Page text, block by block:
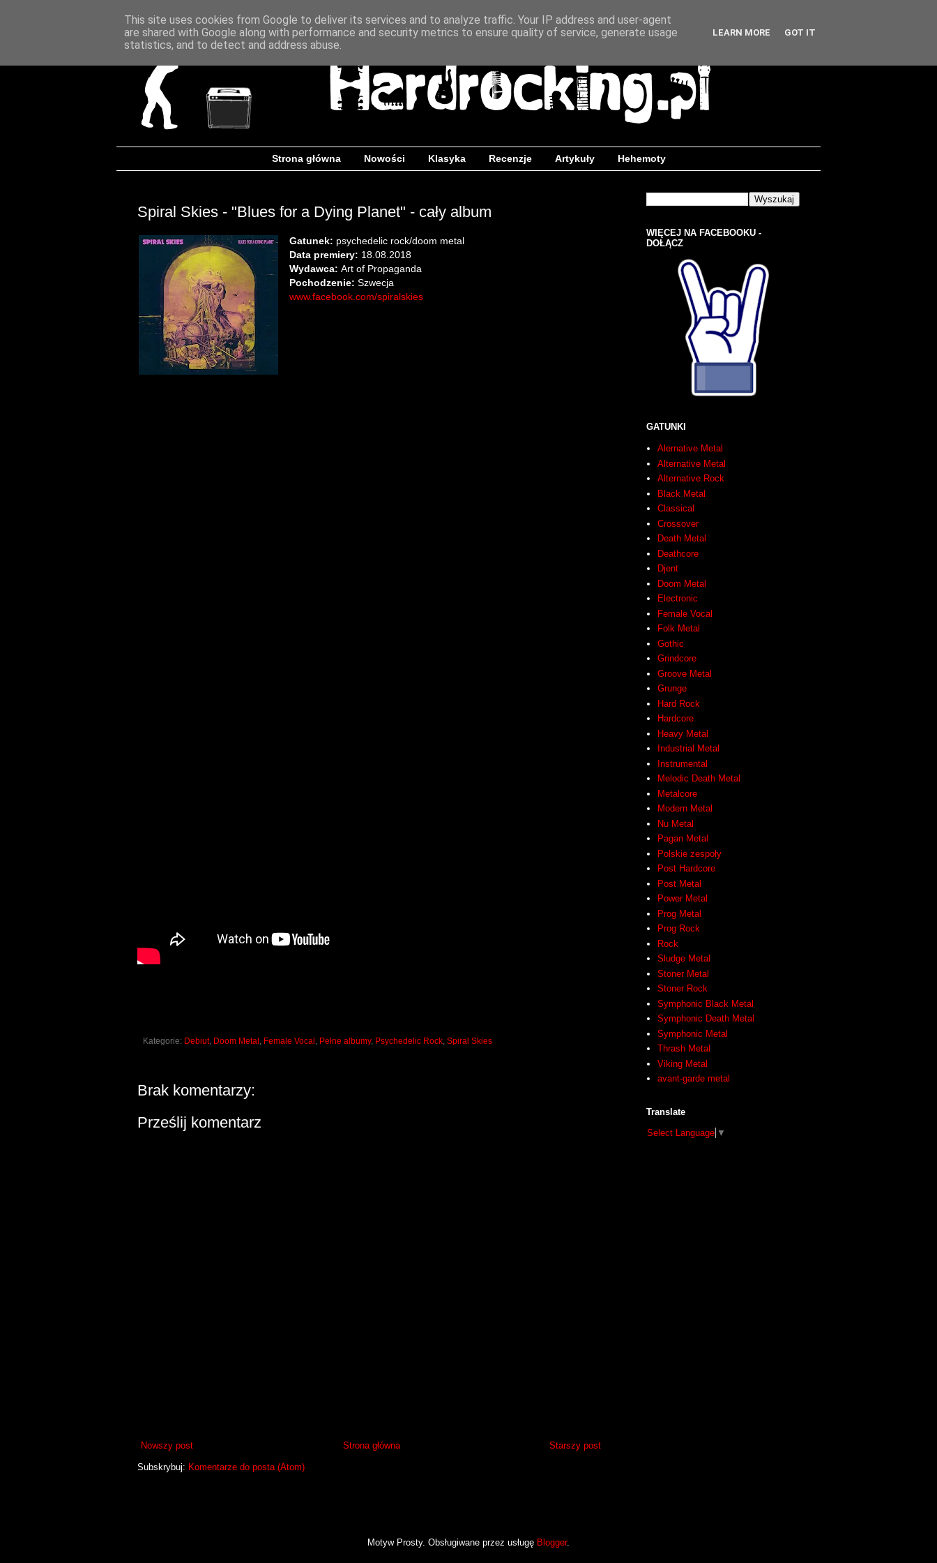
Strona główna Nowości Klasyka Recenzje Artykuły Hehemoty
Spiral Skies - "Blues for a Dying Planet" - cały album
Gatunek: psychedelic rock/doom metal
Data premiery: 18.08.2018
Wydawca:Art of Propaganda
Pochodzenie: Szwecja
www.facebook.com/spiralskies
Kategorie: Debiut, Doom Metal Female Vocal Pełne albumy, Psychedelic Rock Spiral Skies
Brak komentarzy:
Prześlij komentarz
Nowszy post Starszy post
Strona główna
Subskrybuj: Komentarze do posta (Atom)
WIĘCEJ NA FACEBOOKU -
DOŁĄCZ
GATUNKI
Alernative Metal
Alternative Metal
Alternative Rock
Black Metal
Classical
Crossover
Death Metal
Deathcore
Djent
Doom Metal
Electronic
Female Vocal
Folk Metal
Gothic
Grindcore
Groove Metal
Grunge
Hard Rock
Hardcore
Heavy Metal
Industrial Metal
Instrumental
Melodic Death Metal
Metalcore
Modern Metal
Nu Metal
Pagan Metal
Polskie zespoły
Post Hardcore
Post Metal
Power Metal
Prog Metal
Prog Rock
Rock
Sludge Metal
Stoner Metal
Stoner Rock
Symphonic Black Metal
Symphonic Death Metal
Symphonic Metal
Thrash Metal
Viking Metal
avant-garde metal
Translate
Select Language ▼
Motyw Prosty. Obsługiwane przez usługę Blogger.
This site uses cookies from Google to deliver its services and to analyze traffic. Your IP address and user-agent
are shared with Google along with performance and security metrics to ensure quality of service, generate usage
statistics, and to detect and address abuse.
LEARN MORE GOT IT